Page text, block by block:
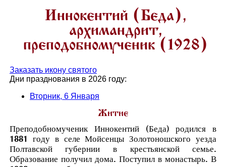
Иннокентий (Беда),
архимандрит,
преподобномученик (1928)
Заказать икону святого
Дни празднования в 2026 году:
Вторник, 6 Января
Житие
Преподобномученик Иннокентий (Беда) родился в
1881 году в селе Мойсенцы Золотоношского уезда
Полтавской губернии в крестьянской семье.
Образование получил дома. Поступил в монастырь. В